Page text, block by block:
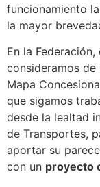
funcionamiento
la mayor
En la
consideramos de
Mapa
que sigamos
desde la lealtad
de Transportes,
aportar su
con un proyecto